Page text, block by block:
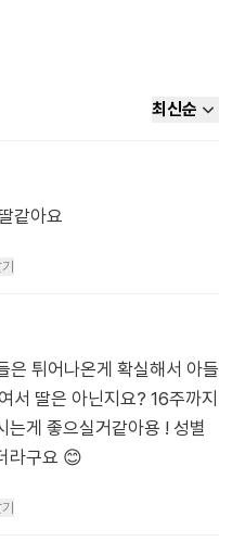
최신순
같아요
은 튀어나온게 확실해서 아들
서 딸은 아닌지요? 16주까지
는게 좋으실거같아용 ! 성별
라구요 😊